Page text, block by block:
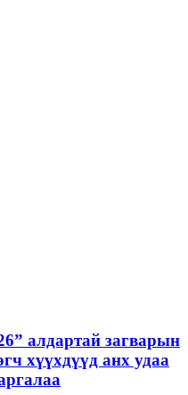
алдартай загварын
хүүхдүүд анх удаа